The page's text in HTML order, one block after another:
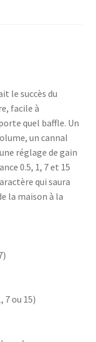
le succès du
facile à
quel baffle. Un
un cannal
réglage de gain
0.5, 1, 7 et 15
qui saura
la maison à la
7 ou 15)